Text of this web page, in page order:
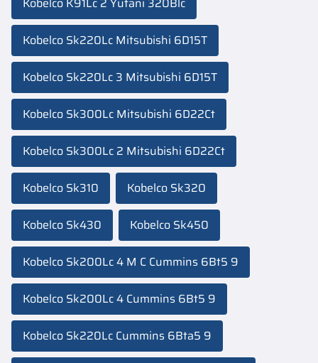
Kobelco Sk220Lc Mitsubishi 6D15T
Kobelco Sk220Lc 3 Mitsubishi 6D15T
Kobelco Sk300Lc Mitsubishi 6D22Ct
Kobelco Sk300Lc 2 Mitsubishi 6D22Ct
Kobelco Sk310 Kobelco Sk320
Kobelco Sk430 Kobelco Sk450
Kobelco Sk200Lc 4 M C Cummins 6Bt5 9
Kobelco Sk200Lc 4 Cummins 6Bt5 9
Kobelco Sk220Lc Cummins 6Bta5 9